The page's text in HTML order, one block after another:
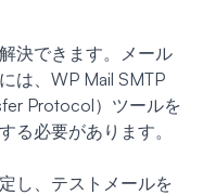
決できます。メール
は、WP Mail SMTP
Protocol）ツールを
る必要があります。
し、テストメールを